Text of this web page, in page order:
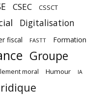
CSEC CSSCT
Digitalisation
fiscal FASTT Formation
Groupe
moral Humour IA